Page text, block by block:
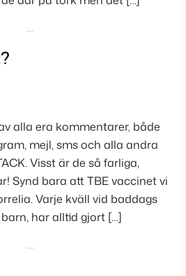
alla era kommentarer, både
mejl, sms och alla andra
Visst är de så farliga,
Synd bara att TBE vaccinet vi
Varje kväll vid baddags
har alltid gjort […]